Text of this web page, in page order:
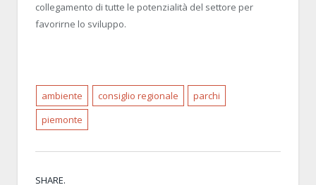
collegamento di tutte le potenzialità del settore per
favorirne lo sviluppo.
ambiente consiglio regionale
parchi
piemonte
SHARE.